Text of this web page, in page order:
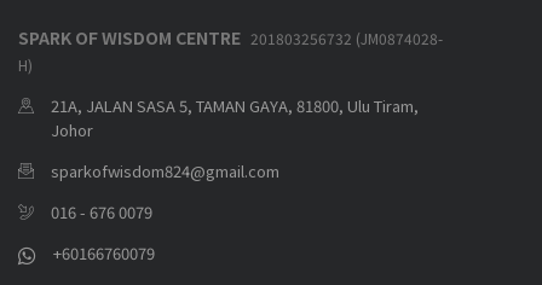
SPARK OF WISDOM CENTRE 201803256732 (JM0874028-
H)
21A, JALAN SASA 5, TAMAN GAYA, 81800, Ulu Tiram,
Johor
sparkofwisdom824@gmail.com
016 - 676 0079
+60166760079